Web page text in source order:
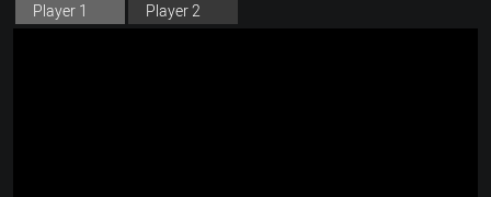
Player 1 Player 2